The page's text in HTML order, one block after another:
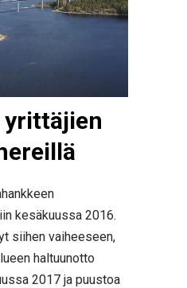
yrittäjien
kesäkuussa 2016.
siihen vaiheeseen,
haltuunotto
2017 ja puustoa